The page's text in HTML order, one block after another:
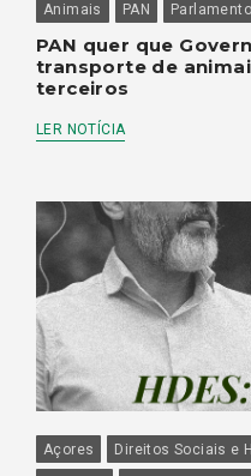
Animais PAN Parlamento
PAN quer que
transporte de
terceiros
LER NOTÍCIA
Açores Direitos Sociais e